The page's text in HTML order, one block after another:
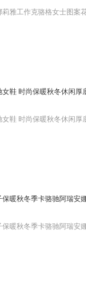
莉雅工作克骆格女士图案
女鞋 时尚保暖秋冬休闲厚
女鞋 时尚保暖秋冬休闲厚
保暖秋冬季卡骆驰阿瑞安
保暖秋冬季卡骆驰阿瑞安